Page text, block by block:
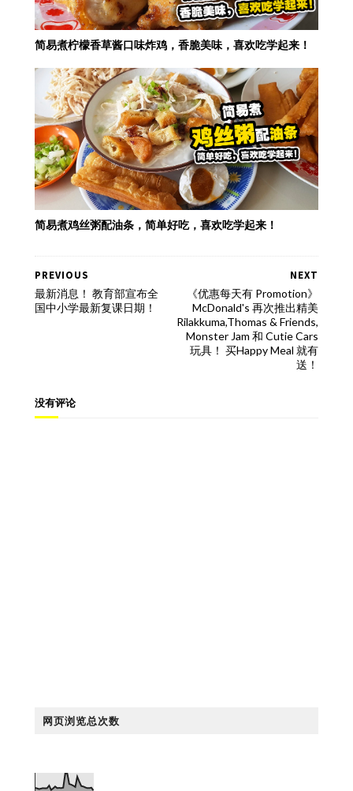
简易煮柠檬香草酱口味炸鸡，香脆美味，喜欢吃学起来！
简易煮鸡丝粥配油条，简单好吃，喜欢吃学起来！
NEXT
《优惠每天有 Promotion》
McDonald's 再次推出精美
Rilakkuma,Thomas & Friends,
Monster Jam 和 Cutie Cars
玩具！ 买Happy Meal 就有
送！
PREVIOUS
最新消息！ 教育部宣布全
国中小学最新复课日期！
没有评论
网页浏览总次数